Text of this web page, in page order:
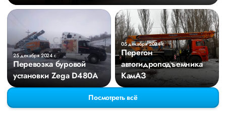
25 декабря 2024 г.
Перевозка буровой
установки Zega D480A
05 декабря 2024 г.
Перегон
автогидроподъемника
КамАЗ
Посмотреть всё